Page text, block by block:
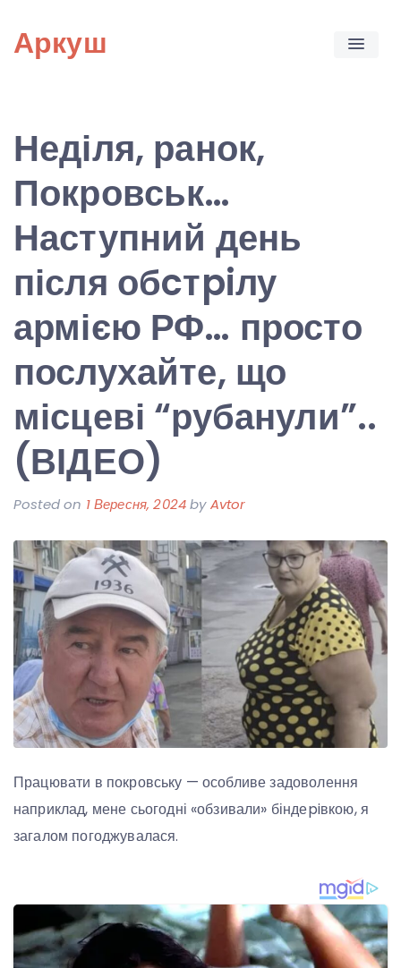
content
Аркуш
Неділя, ранок,
Покровськ…
Наступний день
після обcтpiлу
армією РФ… просто
послухайте, що
місцеві “рубанули”..
(ВІДЕО)
Posted on 1 Вересня, 2024byAvtor
Працювати в покровську — особливе задоволення
наприклад, мене сьогодні «обзивали» біндеpiвкою, я
загалом погоджувалася.